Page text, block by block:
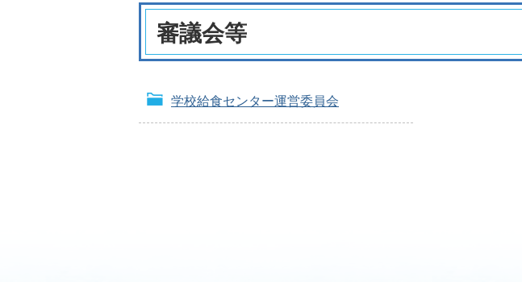
審議会等
学校給食センター運営委員会